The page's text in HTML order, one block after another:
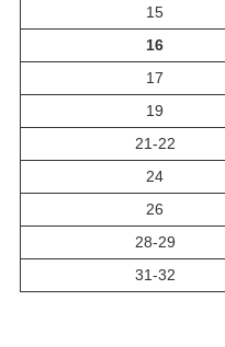
15
16
17
19
21-22
24
26
28-29
31-32